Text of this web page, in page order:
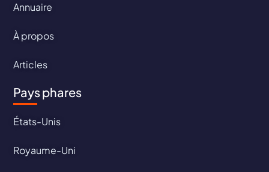
Annuaire
À propos
Articles
Pays phares
États-Unis
Royaume-Uni